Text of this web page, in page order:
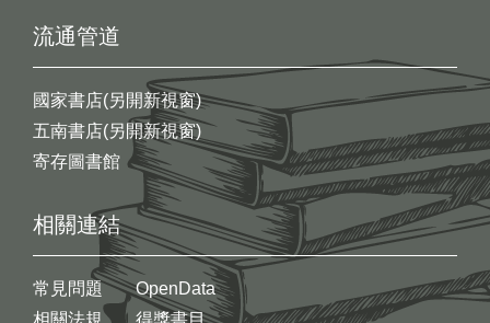
流通管道
國家書店(另開新視窗)
五南書店(另開新視窗)
寄存圖書館
相關連結
常見問題
相關法規
OpenData
得獎書目